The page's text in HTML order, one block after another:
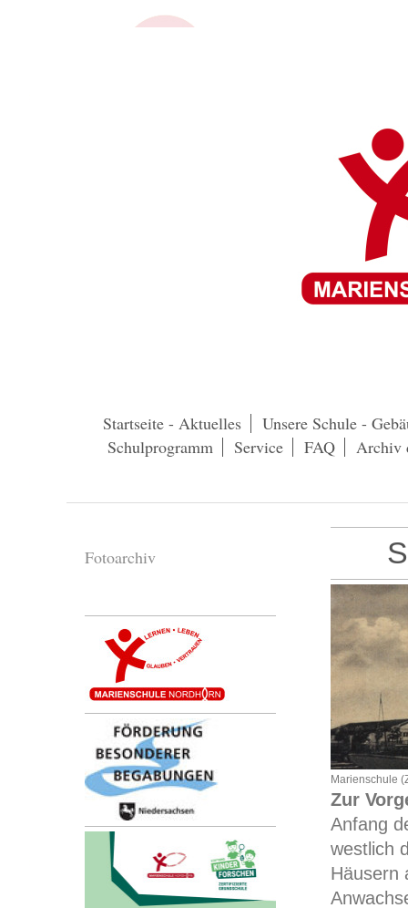
Startseite - Aktuelles
Unsere Schule -
Schulprogramm
Service FAQ Archiv
Marienschule
Zur
Anfang
westlich
Häusern
Fotoarchiv